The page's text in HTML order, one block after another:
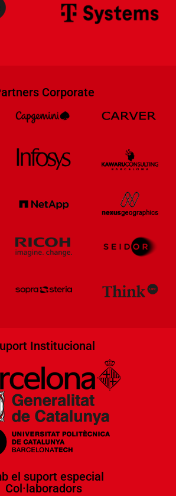
Corporate
Institucional
el suport especial
Col·laboradors​